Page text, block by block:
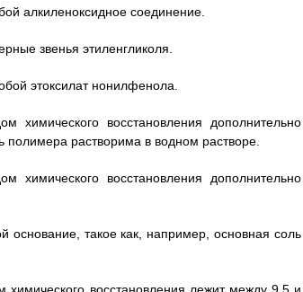
алкиленоксидное соединение.
звенья этиленгликоля.
этоксилат нонилфенола.
восстановления дополнительно
полимера растворима в водном растворе.
восстановления дополнительно
основание, такое как, например, основная соль